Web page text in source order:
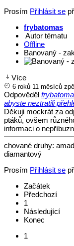
Prosím Přihlásit se
frybatomas
Autor tématu
Offline
Banovaný -
Více
6 roků 11 měsíců
Odpověděl
abyste neztratili
Děkuji mockrát za
ptáků, ovšem
informaci o
chované druhy:
diamantový
Prosím Přihlásit se
Začátek
Předchozí
1
Následující
Konec
1